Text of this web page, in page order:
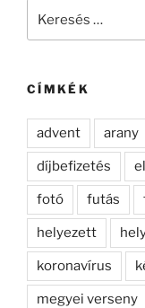
CÍMKÉK
advent arany
díjbefizetés
fotó futás
helyezett
koronavírus
megyei verseny